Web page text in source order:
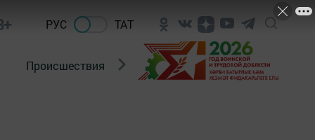
РУС ТАТ
Происшествия Новости Госавтоинспекции